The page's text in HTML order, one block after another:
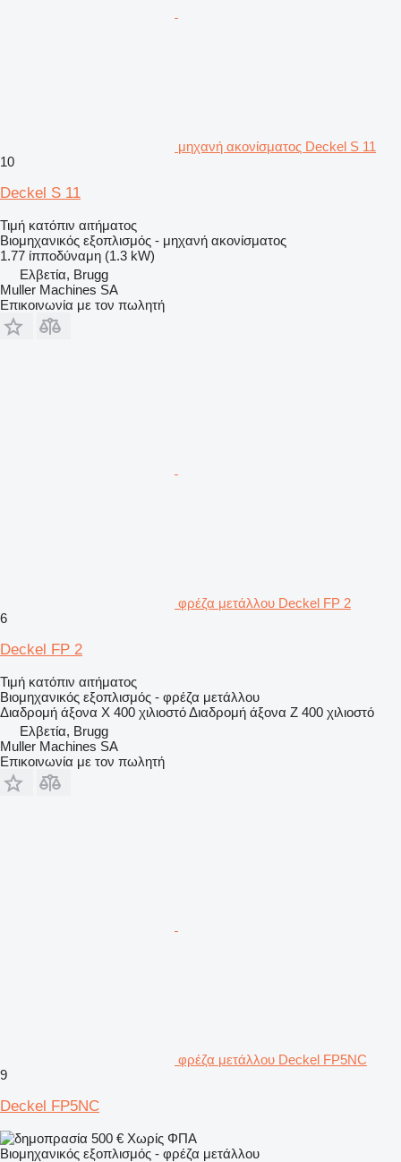
μηχανή ακονίσματος Deckel S 11
10
Deckel S 11
Τιμή κατόπιν αιτήματος
Βιομηχανικός εξοπλισμός - μηχανή ακονίσματος
1.77 ίπποδύναμη (1.3 kW)
Ελβετία, Brugg
Muller Machines SA
Επικοινωνία με τον πωλητή
φρέζα μετάλλου Deckel FP 2
6
Deckel FP 2
Τιμή κατόπιν αιτήματος
Βιομηχανικός εξοπλισμός - φρέζα μετάλλου
Διαδρομή άξονα X 400 χιλιοστόΔιαδρομή άξονα Z 400 χιλιοστό
Ελβετία, Brugg
Muller Machines SA
Επικοινωνία με τον πωλητή
φρέζα μετάλλου Deckel FP5NC
9
Deckel FP5NC
500 € Χωρίς ΦΠΑ
Βιομηχανικός εξοπλισμός - φρέζα μετάλλου